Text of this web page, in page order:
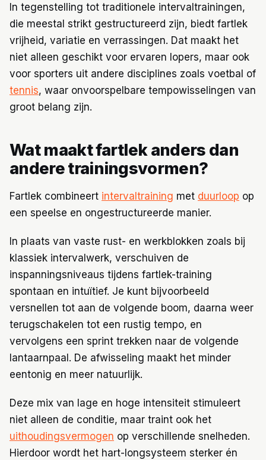
In tegenstelling tot traditionele intervaltrainingen,
die meestal strikt gestructureerd zijn, biedt fartlek
vrijheid, variatie en verrassingen. Dat maakt het
niet alleen geschikt voor ervaren lopers, maar ook
voor sporters uit andere disciplines zoals voetbal of
tennis, waar onvoorspelbare tempowisselingen van
groot belang zijn.
Wat maakt fartlek anders dan
andere trainingsvormen?
Fartlek combineert intervaltraining met duurloop op
een speelse en ongestructureerde manier.
In plaats van vaste rust- en werkblokken zoals bij
klassiek intervalwerk, verschuiven de
inspanningsniveaus tijdens fartlek-training
spontaan en intuïtief. Je kunt bijvoorbeeld
versnellen tot aan de volgende boom, daarna weer
terugschakelen tot een rustig tempo, en
vervolgens een sprint trekken naar de volgende
lantaarnpaal. De afwisseling maakt het minder
eentonig en meer natuurlijk.
Deze mix van lage en hoge intensiteit stimuleert
niet alleen de conditie, maar traint ook het
uithoudingsvermogen op verschillende snelheden.
Hierdoor wordt het hart-longsysteem sterker én